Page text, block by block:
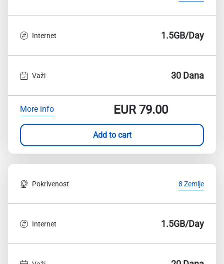
Internet 1.5GB/Day
Važi 30 Dana
More info EUR79.00
Add to cart
Pokrivenost 8 Zemlje
Internet 1.5GB/Day